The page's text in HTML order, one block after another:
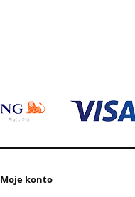
Moje konto